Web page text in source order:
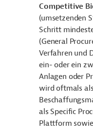
Competitive
(umsetzenden
Schritt
(General
Verfahren und
ein- oder ein
Anlagen oder
wird oftmals
als Specific
Plattform